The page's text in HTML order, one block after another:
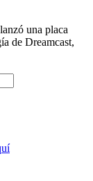
una placa
de Dreamcast,